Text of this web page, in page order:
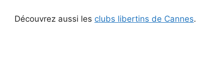
Découvrez aussi les clubs libertins de Cannes.